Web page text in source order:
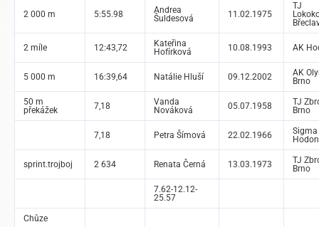
2 000 m 5:55.98
Andrea
Šuldesová
11.02.1975
TJ
2 míle 12:43,72
Kateřina
Hofírková
10.08.1993 AK
5 000 m 16:39,64 Natálie Hluší 09.12.2002
AK
Brno
50 m
překážek
7,18
Vanda
Nováková
05.07.1958
TJ
Brno
7,18 Petra Šímová 22.02.1966
Sigma
sprint.trojboj 2 634 Renata Černá 13.03.1973
TJ
Brno
7.62-12.12-
25.57
Chůze